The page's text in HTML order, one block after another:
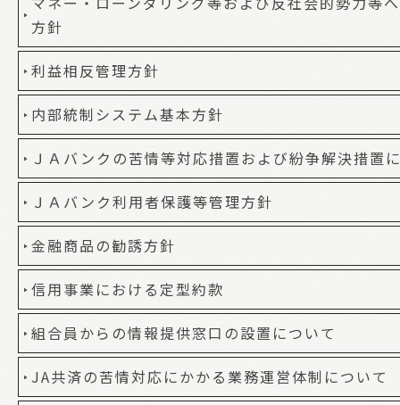
方針
利益相反管理方針
内部統制システム基本方針
ＪＡバンクの苦情等対応措置および紛争解決措置
ＪＡバンク利用者保護等管理方針
金融商品の勧誘方針
信用事業における定型約款
組合員からの情報提供窓口の設置について
JA共済の苦情対応にかかる業務運営体制について